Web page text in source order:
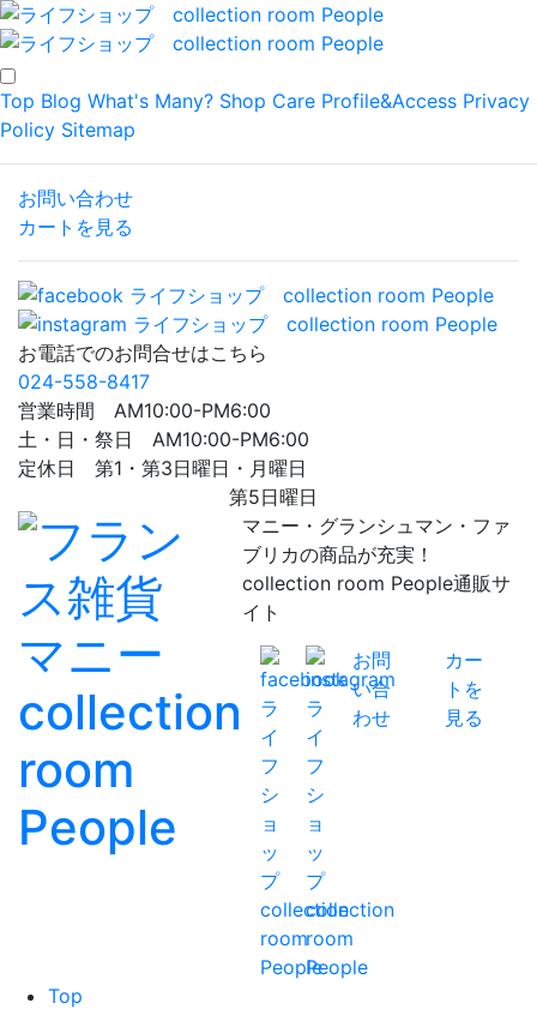
Top Blog What's Many? Shop Care Profile&Access Privacy
Policy Sitemap
お問い合わせ
カートを見る
お電話でのお問合せはこちら
024-558-8417
営業時間 AM10:00-PM6:00
土・日・祭日 AM10:00-PM6:00
定休日 第1・第3日曜日・月曜日
第5日曜日
マニー・グランシュマン・ファ
ブリカの商品が充実！
collection room People通販サ
イト
お問
い合
わせ
カー
トを
見る
Top